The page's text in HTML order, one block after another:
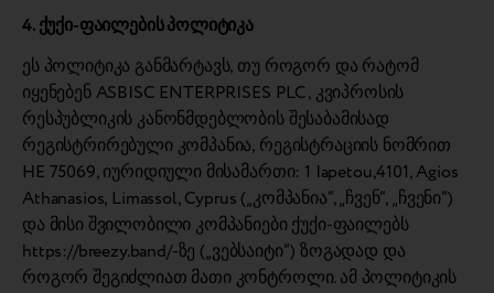
4. ქუქი-ფაილების პოლიტიკა
ეს პოლიტიკა განმარტავს, თუ როგორ და რატომ
იყენებენ ASBISC ENTERPRISES PLC, კვიპროსის
რესპუბლიკის კანონმდებლობის შესაბამისად
რეგისტრირებული კომპანია, რეგისტრაციის ნომრით
HE 75069, იურიდიული მისამართი: 1 Iapetou,4101, Agios
Athanasios, Limassol, Cyprus („კომპანია“, „ჩვენ“, „ჩვენი“)
და მისი შვილობილი კომპანიები ქუქი-ფაილებს
https://breezy.band/-ზე („ვებსაიტი“) ზოგადად და
როგორ შეგიძლიათ მათი კონტროლი. ამ პოლიტიკის